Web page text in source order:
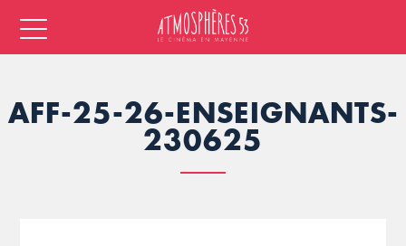
AFF-25-26-ENSEIGNANTS-
230625